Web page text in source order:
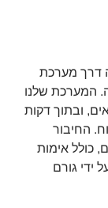
דרך מערכת
המערכת שלנו
ובתוך דקות
החיבור
כולל אימות
ידי גורם